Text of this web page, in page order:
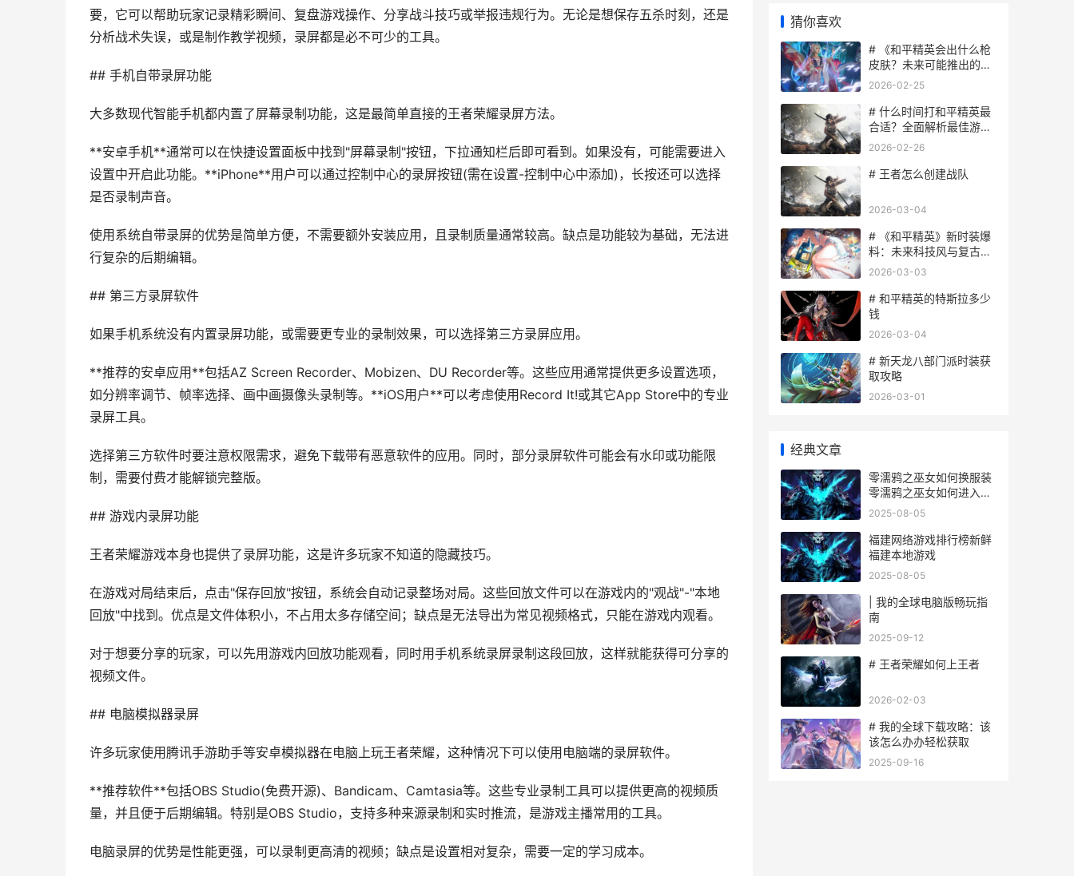
要，它可以帮助玩家记录精彩瞬间、复盘游戏操作、分享战斗技巧或举报违规行为。无论是想保存五杀时刻，还是
分析战术失误，或是制作教学视频，录屏都是必不可少的工具。
## 手机自带录屏功能
大多数现代智能手机都内置了屏幕录制功能，这是最简单直接的王者荣耀录屏方法。
**安卓手机**通常可以在快捷设置面板中找到"屏幕录制"按钮，下拉通知栏后即可看到。如果没有，可能需要进入
设置中开启此功能。**iPhone**用户可以通过控制中心的录屏按钮(需在设置-控制中心中添加)，长按还可以选择
是否录制声音。
使用系统自带录屏的优势是简单方便，不需要额外安装应用，且录制质量通常较高。缺点是功能较为基础，无法进
行复杂的后期编辑。
## 第三方录屏软件
如果手机系统没有内置录屏功能，或需要更专业的录制效果，可以选择第三方录屏应用。
**推荐的安卓应用**包括AZ Screen Recorder、Mobizen、DU Recorder等。这些应用通常提供更多设置选项，
如分辨率调节、帧率选择、画中画摄像头录制等。**iOS用户**可以考虑使用Record It!或其它App Store中的专业
录屏工具。
选择第三方软件时要注意权限需求，避免下载带有恶意软件的应用。同时，部分录屏软件可能会有水印或功能限
制，需要付费才能解锁完整版。
## 游戏内录屏功能
王者荣耀游戏本身也提供了录屏功能，这是许多玩家不知道的隐藏技巧。
在游戏对局结束后，点击"保存回放"按钮，系统会自动记录整场对局。这些回放文件可以在游戏内的"观战"-"本地
回放"中找到。优点是文件体积小，不占用太多存储空间；缺点是无法导出为常见视频格式，只能在游戏内观看。
对于想要分享的玩家，可以先用游戏内回放功能观看，同时用手机系统录屏录制这段回放，这样就能获得可分享的
视频文件。
## 电脑模拟器录屏
许多玩家使用腾讯手游助手等安卓模拟器在电脑上玩王者荣耀，这种情况下可以使用电脑端的录屏软件。
**推荐软件**包括OBS Studio(免费开源)、Bandicam、Camtasia等。这些专业录制工具可以提供更高的视频质
量，并且便于后期编辑。特别是OBS Studio，支持多种来源录制和实时推流，是游戏主播常用的工具。
电脑录屏的优势是性能更强，可以录制更高清的视频；缺点是设置相对复杂，需要一定的学习成本。
猜你喜欢
# 《和平精英会出什么枪
皮肤？未来可能推出的炫
酷枪械外观预测》
2026-02-25
# 什么时间打和平精英最
合适？全面解析最佳游戏
时段
2026-02-26
# 王者怎么创建战队
2026-03-04
# 《和平精英》新时装爆
料：未来科技风与复古情
怀的完美融合
2026-03-03
# 和平精英的特斯拉多少
钱
2026-03-04
# 新天龙八部门派时装获
取攻略
2026-03-01
经典文章
零濡鸦之巫女如何换服装
零濡鸦之巫女如何进入服
装列表
2025-08-05
福建网络游戏排行榜新鲜
福建本地游戏
2025-08-05
| 我的全球电脑版畅玩指
南
2025-09-12
# 王者荣耀如何上王者
2026-02-03
# 我的全球下载攻略：该
该怎么办办轻松获取
2025-09-16